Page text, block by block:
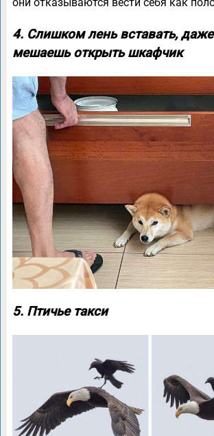
4. Слишком лень вставать,
мешаешь открыть шкафчик
5. Птичье такси